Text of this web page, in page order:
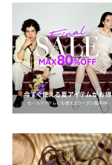
帽子
ヘアアクセサリー
マタニティウェア・ベビ
ー用品
スーツ・フォーマル
着物・浴衣・和装小物